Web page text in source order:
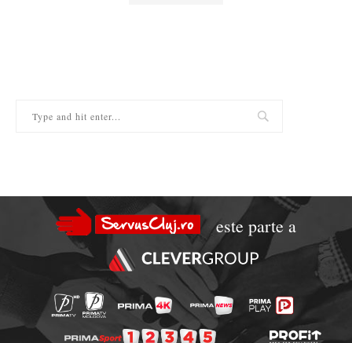
este parte a